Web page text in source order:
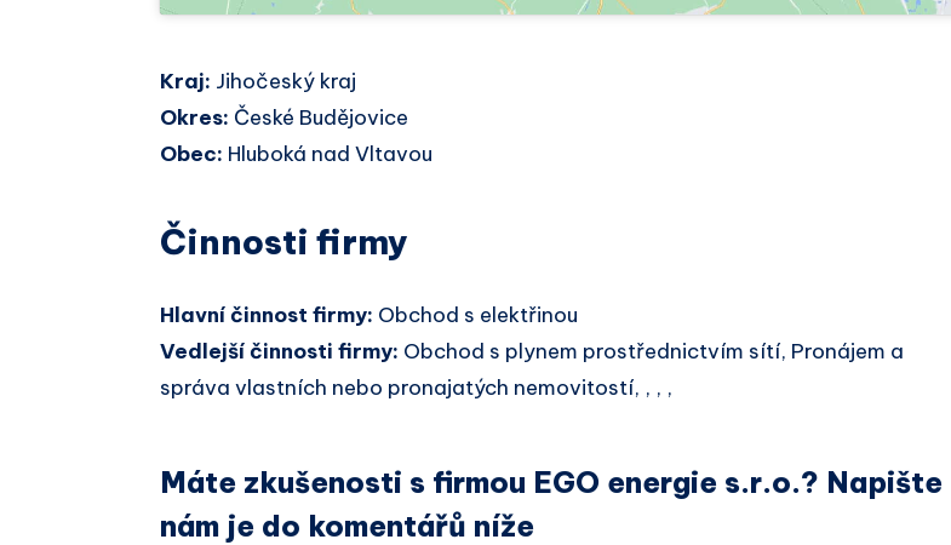
Kraj: Jihočeský kraj
Okres: České Budějovice
Obec: Hluboká nad Vltavou
Činnosti firmy
Hlavní činnost firmy: Obchod s elektřinou
Vedlejší činnosti firmy: Obchod s plynem prostřednictvím sítí, Pronájem a
správa vlastních nebo pronajatých nemovitostí, , , ,
Máte zkušenosti s firmou EGO energie s.r.o.? Napište
nám je do komentářů níže